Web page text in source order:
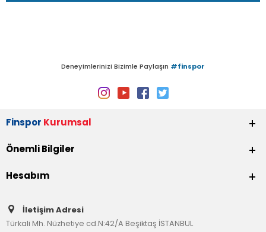
Deneyimlerinizi Bizimle Paylaşın #finspor
Finspor Kurumsal
Önemli Bilgiler
Hesabım
İletişim Adresi
Türkali Mh. Nüzhetiye cd.N:42/A Beşiktaş İSTANBUL